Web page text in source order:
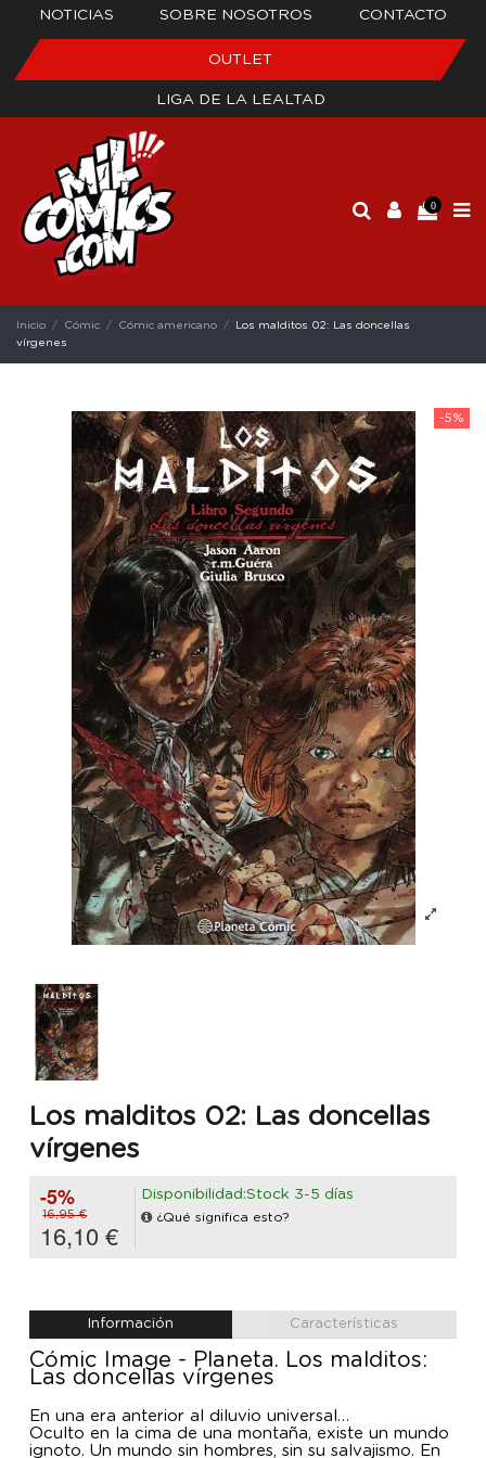
NOTICIAS SOBRE NOSOTROS CONTACTO
OUTLET
LIGA DE LA LEALTAD
0
Inicio Cómic Cómic americano
Los malditos 02: Las doncellas
vírgenes
-5%
Los malditos 02: Las doncellas
vírgenes
-5%
16,95 €
16,10 €
Disponibilidad:Stock 3-5 días
¿Qué significa esto?
Información Características
Cómic Image - Planeta. Los malditos:
Las doncellas vírgenes
En una era anterior al diluvio universal…
Oculto en la cima de una montaña, existe un mundo
ignoto. Un mundo sin hombres, sin su salvajismo. En